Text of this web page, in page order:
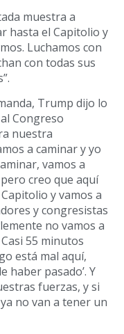
muestra a
hasta el Capitolio y
Luchamos con
con todas sus
Trump dijo lo
Congreso
nuestra
a caminar y yo
vamos a
creo que aquí
y vamos a
y congresistas
no vamos a
55 minutos
está mal aquí,
haber pasado’. Y
fuerzas, y si
no van a tener un